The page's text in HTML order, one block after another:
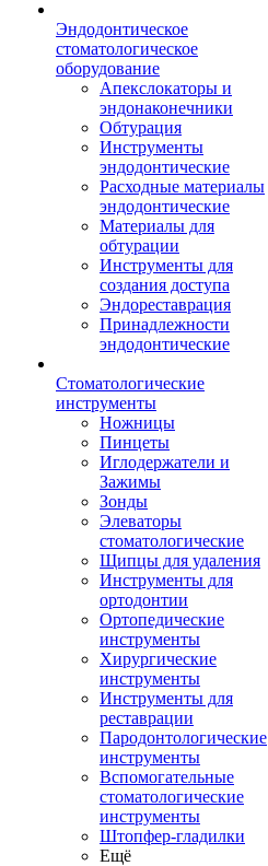
Эндодонтическое
стоматологическое
оборудование
Апекслокаторы и
эндонаконечники
Обтурация
Инструменты
эндодонтические
Расходные материалы
эндодонтические
Материалы для
обтурации
Инструменты для
создания доступа
Эндореставрация
Принадлежности
эндодонтические
Стоматологические
инструменты
Ножницы
Пинцеты
Иглодержатели и
Зажимы
Зонды
Элеваторы
стоматологические
Щипцы для удаления
Инструменты для
ортодонтии
Ортопедические
инструменты
Хирургические
инструменты
Инструменты для
реставрации
Пародонтологические
инструменты
Вспомогательные
стоматологические
инструменты
Штопфер-гладилки
Ещё